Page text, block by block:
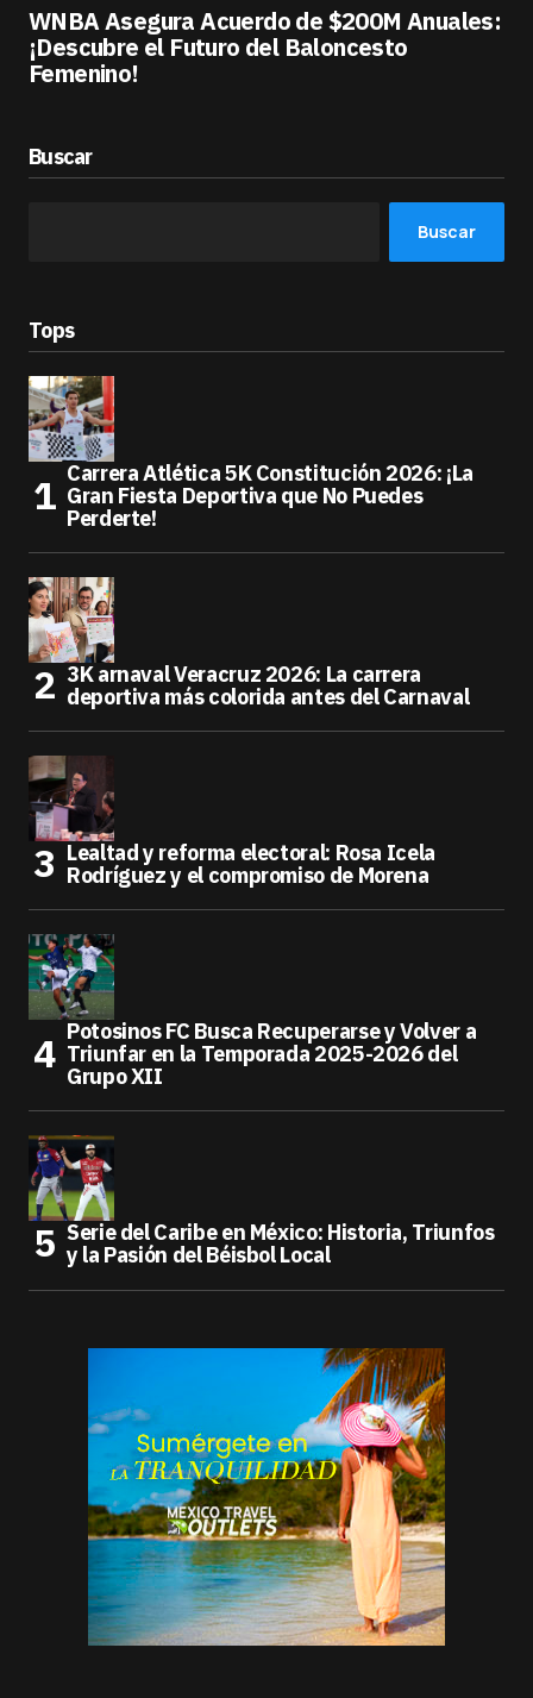
WNBA Asegura Acuerdo de $200M Anuales:
¡Descubre el Futuro del Baloncesto
Femenino!
Buscar
Buscar
Tops
Carrera Atlética 5K Constitución 2026: ¡La
Gran Fiesta Deportiva que No Puedes
Perderte!
3K arnaval Veracruz 2026: La carrera
deportiva más colorida antes del Carnaval
Lealtad y reforma electoral: Rosa Icela
Rodríguez y el compromiso de Morena
Potosinos FC Busca Recuperarse y Volver a
Triunfar en la Temporada 2025-2026 del
Grupo XII
Serie del Caribe en México: Historia, Triunfos
y la Pasión del Béisbol Local